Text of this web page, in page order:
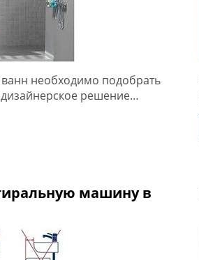
необходимо подобрать
решение…
машину в